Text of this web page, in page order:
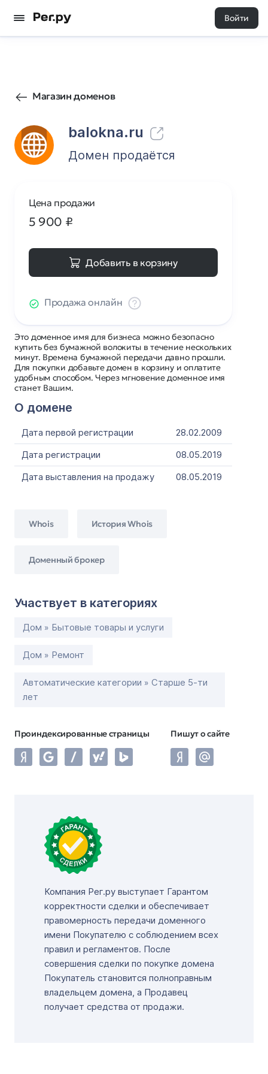
Войти
Магазин доменов
balokna.ru
21 0
Домен продаётся
Это доменное имя для бизнеса можно безопасно
купить без бумажной волокиты в течение нескольких
минут. Времена бумажной передачи давно прошли.
Для покупки добавьте домен в корзину и оплатите
удобным способом. Через мгновение доменное имя
станет Вашим.
О домене
Дата первой регистрации
28.02.2009
Дата регистрации
08.05.2019
Дата выставления на продажу
08.05.2019
Whois История Whois
Доменный брокер
Участвует в категориях
Дом » Бытовые товары и услуги
Дом » Ремонт
Автоматические категории » Старше 5-ти
лет
Проиндексированные страницы Пишут о сайте
Цена продажи
5 900 ₽
Добавить в корзину
Продажа онлайн
Компания Рег.ру выступает Гарантом
корректности сделки и обеспечивает
правомерность передачи доменного
имени Покупателю с соблюдением всех
правил и регламентов. После
совершения сделки по покупке домена
Покупатель становится полноправным
владельцем домена, а Продавец
получает средства от продажи.